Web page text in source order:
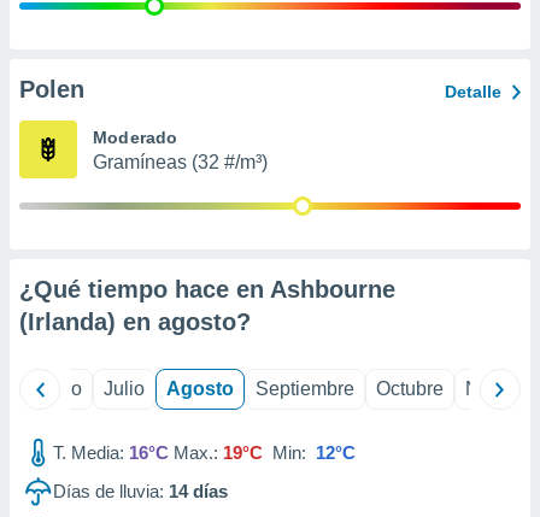
e
publicidad
Polen Detalle
Moderado
Gramíneas (32 #/m³)
¿Qué tiempo hace en Ashbourne
(Irlanda) en agosto?
Junio Julio Agosto Septiembre Octubre
T. Media: 16°C Max.: 19°C Min: 12°C
Días de lluvia: 14días